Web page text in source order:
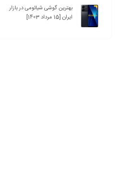
بهترین گوشی شیائومی در بازار
ایران [15 مرداد 1403]